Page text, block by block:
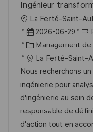
o
n
d
u
p
o
s
t
e
e
Ingénieur
o
c
a
l
i
s
a
t
La Ferté-Saint-
D
a
t
e
d
’
a
f
2026-06-29
R
é
f
é
r
e
n
c
C
a
t
é
g
o
r
Management de
La Ferté-Saint-
Nous recherchons
ingénierie pour
d'ingénierie au sein
responsable de
d'action tout en